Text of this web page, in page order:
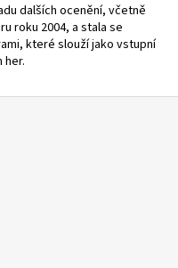
dalších ocenění, včetně
roku 2004, a stala se
které slouží jako vstupní
her.